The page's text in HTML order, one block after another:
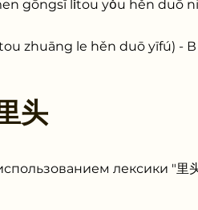
gōngsī lǐtou yǒu hěn
lǐtou zhuāng le hěn duō yīfú)
头
лексики "里